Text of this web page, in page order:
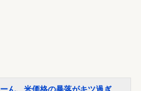
ん、米価格の暴落がキツ過ぎ